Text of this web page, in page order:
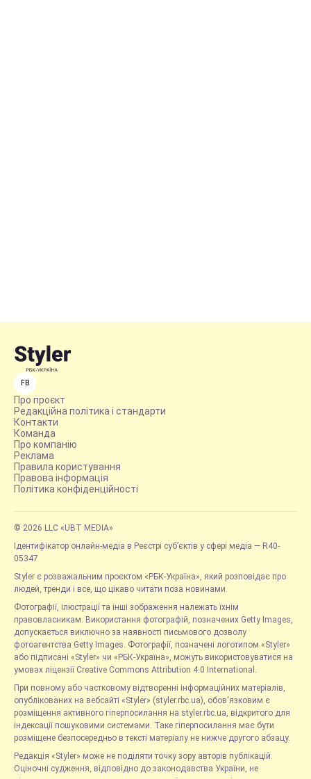
FB
Про проєкт
Редакційна політика і стандарти
Контакти
Команда
Про компанію
Реклама
Правила користування
Правова інформація
Політика конфіденційності
© 2026 LLC «UBT MEDIA»
Ідентифікатор онлайн-медіа в Реєстрі суб’єктів у сфері медіа — R40-
05347
Styler є розважальним проєктом «РБК-Україна», який розповідає про
людей, тренди і все, що цікаво читати поза новинами.
Фотографії, ілюстрації та інші зображення належать їхнім
правовласникам. Використання фотографій, позначених Getty Images,
допускається виключно за наявності письмового дозволу
фотоагентства Getty Images. Фотографії, позначені логотипом «Styler»
або підписані «Styler» чи «РБК-Україна», можуть використовуватися на
умовах ліцензії Creative Commons Attribution 4.0 International.
При повному або частковому відтворенні інформаційних матеріалів,
опублікованих на вебсайті «Styler» (styler.rbc.ua), обов'язковим є
розміщення активного гіперпосилання на styler.rbc.ua, відкритого для
індексації пошуковими системами. Таке гіперпосилання має бути
розміщене безпосередньо в тексті матеріалу не нижче другого абзацу.
Редакція «Styler» може не поділяти точку зору авторів публікацій.
Оціночні судження, відповідно до законодавства України, не